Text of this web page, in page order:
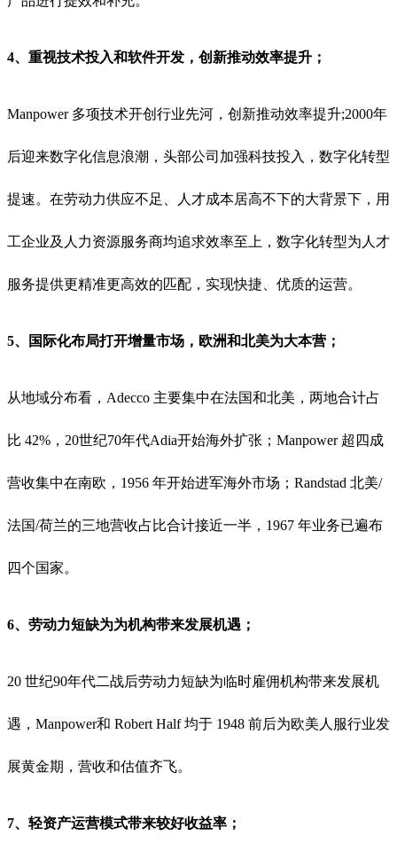
4、重视技术投入和软件开发，创新推动效率提升；
Manpower 多项技术开创行业先河，创新推动效率提升;2000年
后迎来数字化信息浪潮，头部公司加强科技投入，数字化转型
提速。在劳动力供应不足、人才成本居高不下的大背景下，用
工企业及人力资源服务商均追求效率至上，数字化转型为人才
服务提供更精准更高效的匹配，实现快捷、优质的运营。
5、国际化布局打开增量市场，欧洲和北美为大本营；
从地域分布看，Adecco 主要集中在法国和北美，两地合计占
比 42%，20世纪70年代Adia开始海外扩张；Manpower 超四成
营收集中在南欧，1956 年开始进军海外市场；Randstad 北美/
法国/荷兰的三地营收占比合计接近一半，1967 年业务已遍布
四个国家。
6、劳动力短缺为为机构带来发展机遇；
20 世纪90年代二战后劳动力短缺为临时雇佣机构带来发展机
遇，Manpower和 Robert Half 均于 1948 前后为欧美人服行业发
展黄金期，营收和估值齐飞。
7、轻资产运营模式带来较好收益率；